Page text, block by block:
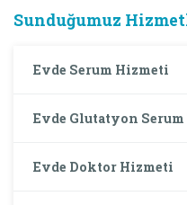
Sunduğumuz
Evde Serum Hizmeti
Evde Glutatyon
Evde Doktor Hizmeti